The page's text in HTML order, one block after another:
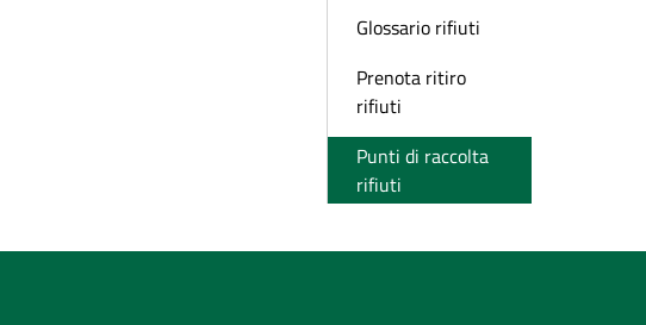
Glossario rifiuti
Prenota ritiro
rifiuti
Punti di raccolta
rifiuti